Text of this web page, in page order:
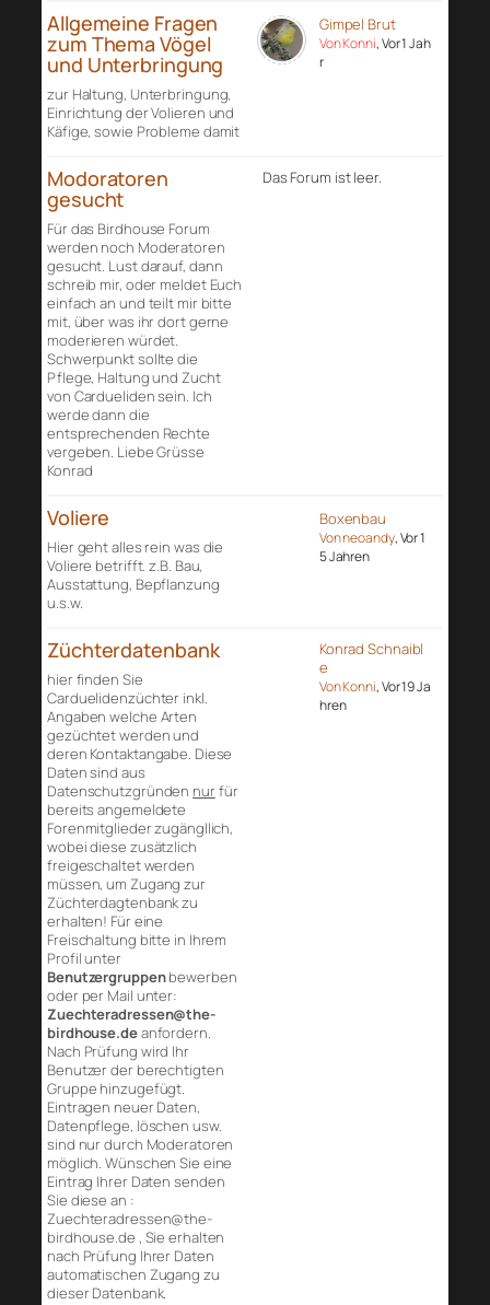
Allgemeine Fragen
zum Thema Vögel
und Unterbringung
zur Haltung, Unterbringung,
Einrichtung der Volieren und
Käfige, sowie Probleme damit
Gimpel Brut
Von Konni, Vor 1 Jah
r
Modoratoren
gesucht
Für das Birdhouse Forum
werden noch Moderatoren
gesucht. Lust darauf, dann
schreib mir, oder meldet Euch
einfach an und teilt mir bitte
mit, über was ihr dort gerne
moderieren würdet.
Schwerpunkt sollte die
Pflege, Haltung und Zucht
von Cardueliden sein. Ich
werde dann die
entsprechenden Rechte
vergeben. Liebe Grüsse
Konrad
Das Forum ist leer.
Voliere
Hier geht alles rein was die
Voliere betrifft. z.B. Bau,
Ausstattung, Bepflanzung
u.s.w.
Boxenbau
Von neoandy, Vor 1
5 Jahren
Züchterdatenbank
hier finden Sie
Carduelidenzüchter inkl.
Angaben welche Arten
gezüchtet werden und
deren Kontaktangabe. Diese
Daten sind aus
Datenschutzgründen nurfür
bereits angemeldete
Forenmitglieder zugängllich,
wobei diese zusätzlich
freigeschaltet werden
müssen, um Zugang zur
Züchterdagtenbank zu
erhalten! Für eine
Freischaltung bitte in Ihrem
Profil unter
Benutzergruppenbewerben
oder per Mail unter:
Zuechteradressen@the-
birdhouse.deanfordern.
Nach Prüfung wird Ihr
Benutzer der berechtigten
Gruppe hinzugefügt.
Eintragen neuer Daten,
Datenpflege, löschen usw.
sind nur durch Moderatoren
möglich. Wünschen Sie eine
Eintrag Ihrer Daten senden
Sie diese an :
Zuechteradressen@the-
birdhouse.de , Sie erhalten
nach Prüfung Ihrer Daten
automatischen Zugang zu
dieser Datenbank.
Konrad Schnaibl
e
Von Konni, Vor 19 Ja
hren